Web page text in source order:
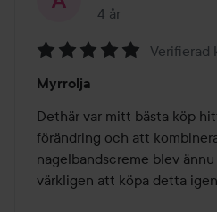
4 år
Inlägget skapades 4
5
av
5
Verifierad
Myrrolja
Dethär var mitt bästa köp
förändring och att
nagelbandscreme blev
värkligen att köpa detta